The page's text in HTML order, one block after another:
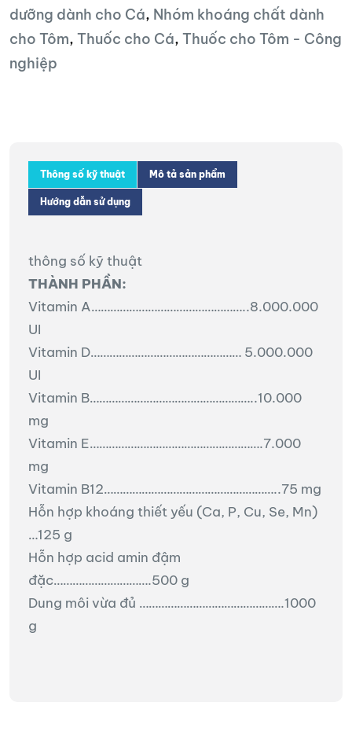
dưỡng dành cho Cá, Nhóm khoáng chất dành
cho Tôm, Thuốc cho Cá, Thuốc cho Tôm - Công
nghiệp
Thông số kỹ thuật Mô tả sản phẩm
Hướng dẫn sử dụng
thông số kỹ thuật
THÀNH PHẦN:
Vitamin A…………………………………………..8.000.000
UI
Vitamin D………………………………………… 5.000.000
UI
Vitamin B……………………………………………..10.000
mg
Vitamin E……………………………………………….7.000
mg
Vitamin B12………………………………………………..75 mg
Hỗn hợp khoáng thiết yếu (Ca, P, Cu, Se, Mn)
…125 g
Hỗn hợp acid amin đậm
đặc………………………….500 g
Dung môi vừa đủ ……………………………………….1000
g